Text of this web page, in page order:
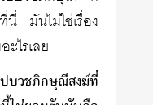
มันไม่ใช่เรื่อง
ไรเลย
ชภิกษุณีสงฆ์ที่